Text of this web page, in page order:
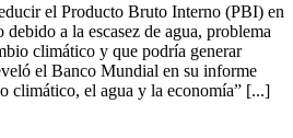
el Producto Bruto Interno (PBI) en
a la escasez de agua, problema
climático y que podría generar
el Banco Mundial en su informe
climático, el agua y la economía” [...]